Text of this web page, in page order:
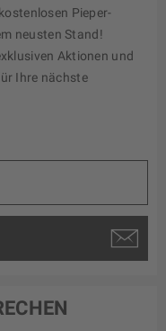
Pieper-
neusten Stand!
Aktionen und
Ihre nächste